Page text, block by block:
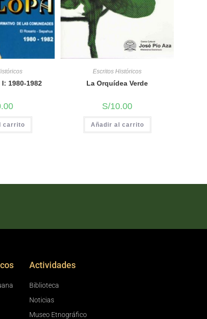
I: 1980-1982
carrito
Escritos Históricos
La Orquídea Verde
S/10.00
Añadir al carrito
Actividades
Biblioteca
Noticias
Museo Etnográfico